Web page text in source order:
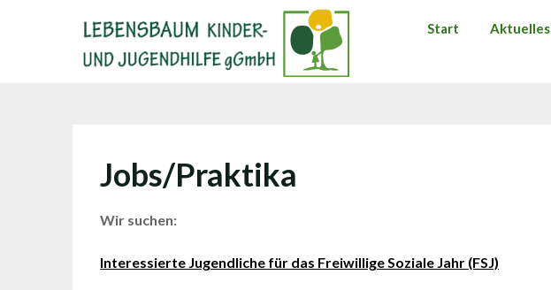
Start Aktuelles
Jobs/Praktika
Wir suchen:
Interessierte Jugendliche für das Freiwillige Soziale Jahr (FSJ)